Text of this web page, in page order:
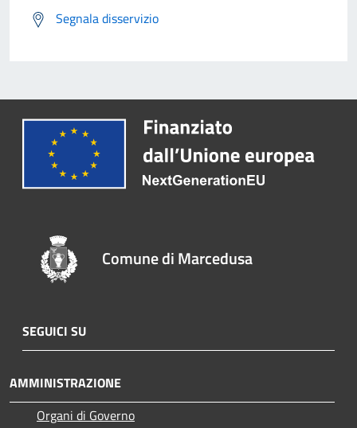
Segnala disservizio
Comune di Marcedusa
SEGUICI SU
AMMINISTRAZIONE
Organi di Governo